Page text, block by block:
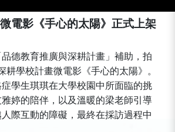
電影《手心的太陽》正式上架
德教育推廣與深耕計畫」補助，拍
耕學校計畫微電影《手心的太陽》。
學生琪琪在大學校園中所面臨的挑
婷的陪伴，以及溫暖的梁老師引導
際互動的障礙，最終在採訪過程中